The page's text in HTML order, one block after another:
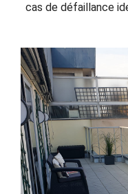
cas de défaillance